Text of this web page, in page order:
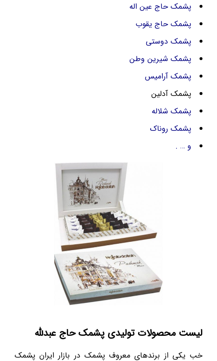
پشمک حاج عین اله
پشمک حاج یقوب
پشمک دوستی
پشمک شیرین وطن
پشمک آرامیس
پشمک آدلین
پشمک شلاله
پشمک روناک
و … .
لیست محصولات تولیدی پشمک حاج عبدلله
خب یکی از برندهای معروف پشمک در بازار ایران پشمک